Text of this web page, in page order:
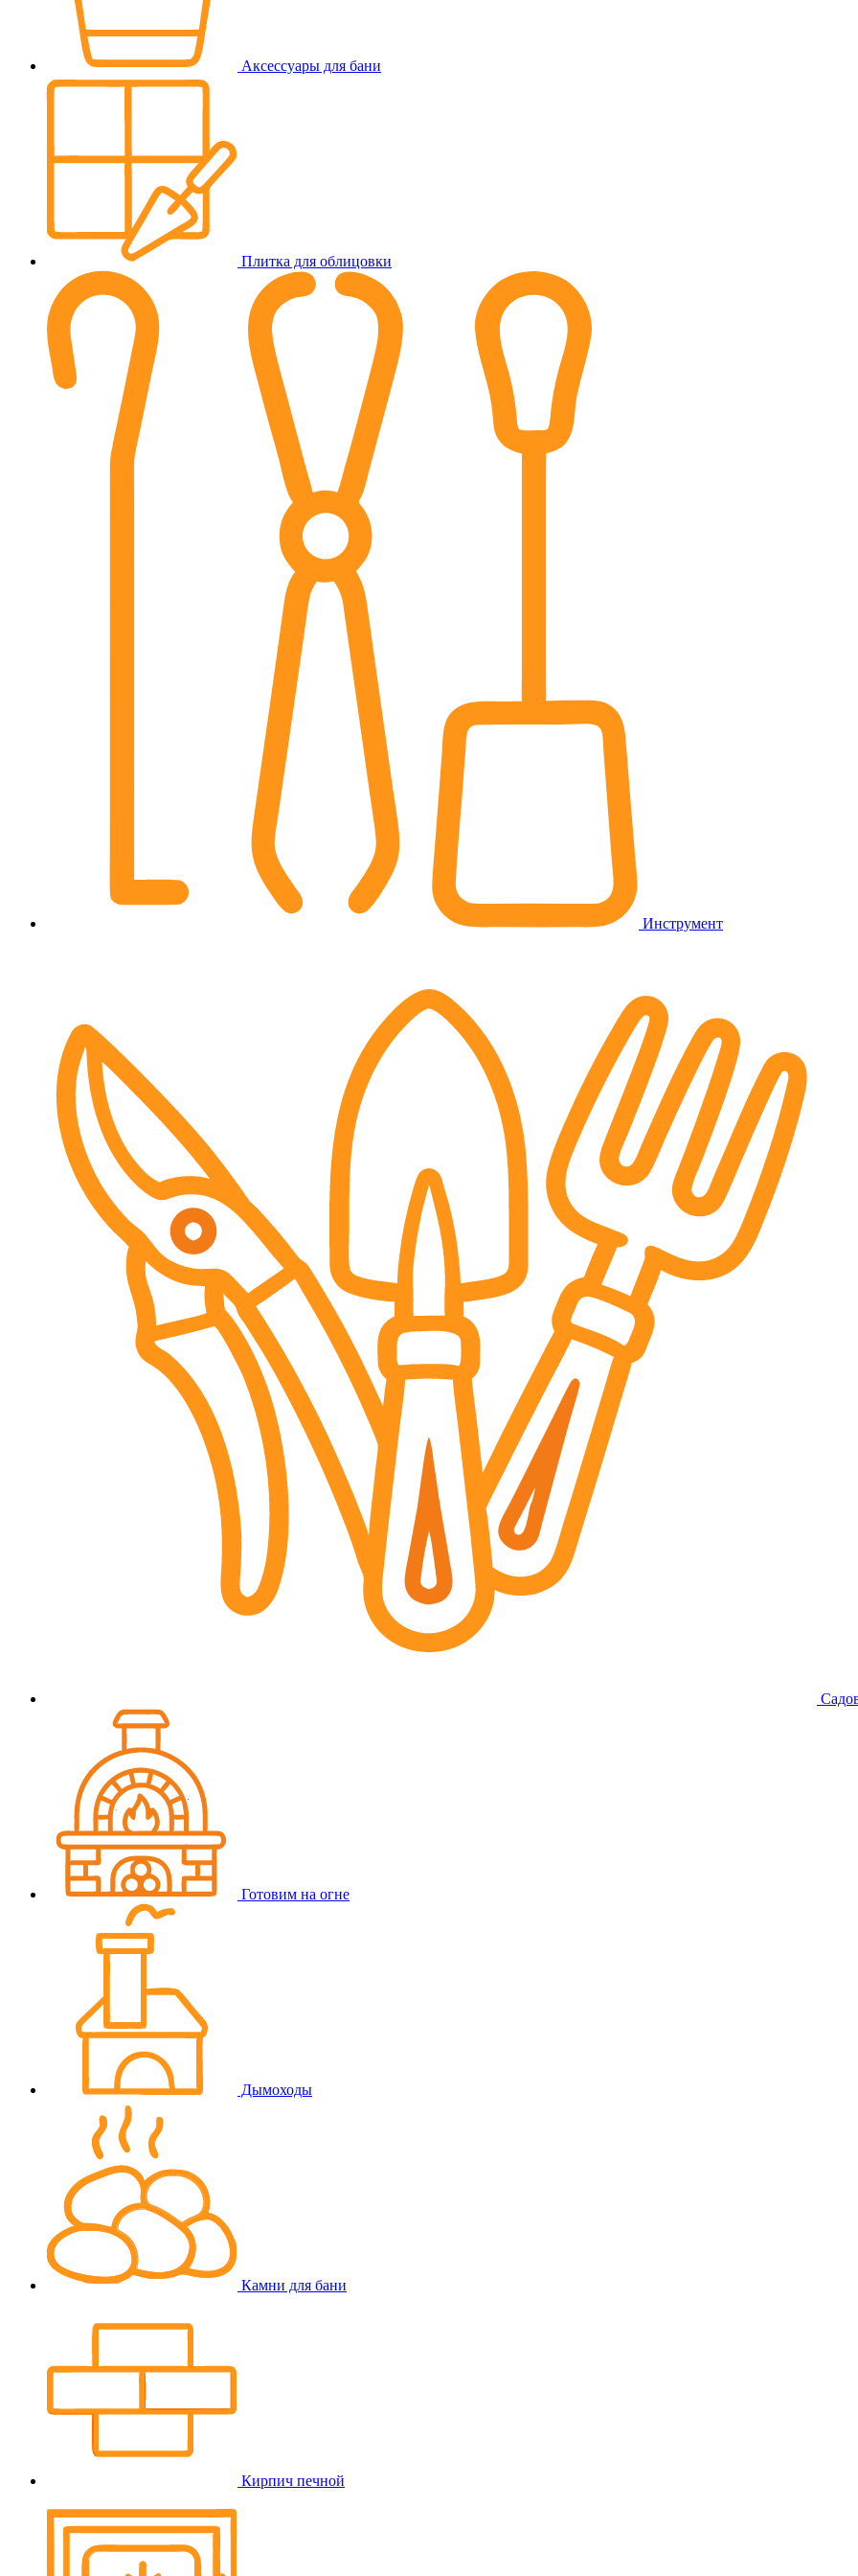
Аксессуары для бани
Плитка для облицовки
Инструмент
Готовим на огне
Дымоходы
Камни для бани
Кирпич печной